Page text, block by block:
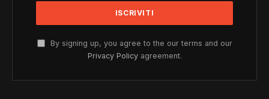
By signing up, you agree to the our terms and our
Privacy Policyagreement.